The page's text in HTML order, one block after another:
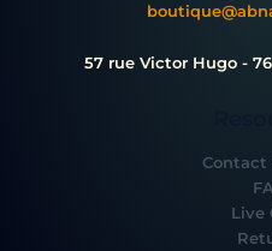
57 rue Victor Hugo -
Contact
Live